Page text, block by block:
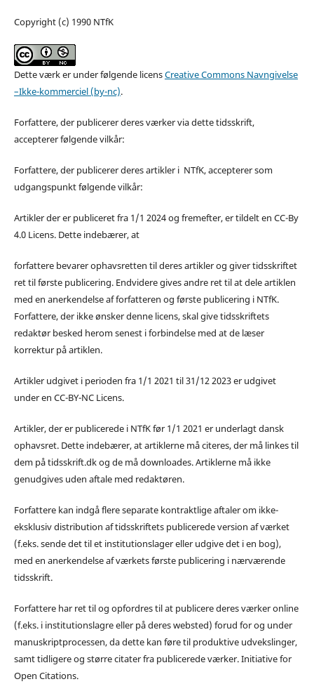
Copyright (c) 1990 NTfK
Dette værk er under følgende licensCreative Commons Navngivelse
–Ikke-kommerciel (by-nc).
Forfattere, der publicerer deres værker via dette tidsskrift,
accepterer følgende vilkår:
Forfattere, der publicerer deres artikler i NTfK, accepterer som
udgangspunkt følgende vilkår:
Artikler der er publiceret fra 1/1 2024 og fremefter, er tildelt en CC-By
4.0 Licens. Dette indebærer, at
forfattere bevarer ophavsretten til deres artikler og giver tidsskriftet
ret til første publicering. Endvidere gives andre ret til at dele artiklen
med en anerkendelse af forfatteren og første publicering i NTfK.
Forfattere, der ikke ønsker denne licens, skal give tidsskriftets
redaktør besked herom senest i forbindelse med at de læser
korrektur på artiklen.
Artikler udgivet i perioden fra 1/1 2021 til 31/12 2023 er udgivet
under en CC-BY-NC Licens.
Artikler, der er publicerede i NTfK før 1/1 2021 er underlagt dansk
ophavsret. Dette indebærer, at artiklerne må citeres, der må linkes til
dem på tidsskrift.dk og de må downloades. Artiklerne må ikke
genudgives uden aftale med redaktøren.
Forfattere kan indgå flere separate kontraktlige aftaler om ikke-
eksklusiv distribution af tidsskriftets publicerede version af værket
(f.eks. sende det til et institutionslager eller udgive det i en bog),
med en anerkendelse af værkets første publicering i nærværende
tidsskrift.
Forfattere har ret til og opfordres til at publicere deres værker online
(f.eks. i institutionslagre eller på deres websted) forud for og under
manuskriptprocessen, da dette kan føre til produktive udvekslinger,
samt tidligere og større citater fra publicerede værker. Initiative for
Open Citations.